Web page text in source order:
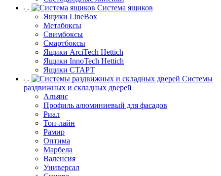
Система ящиков
Ящики LineBox
Метабоксы
Свимбоксы
Смартбоксы
Ящики ArciTech Hettich
Ящики InnoTech Hettich
Ящики СТАРТ
Системы
раздвижных и складных дверей
Альянс
Профиль алюминиевый для фасадов
Риал
Топ-лайн
Рамир
Оптима
Марбела
Валенсия
Универсал